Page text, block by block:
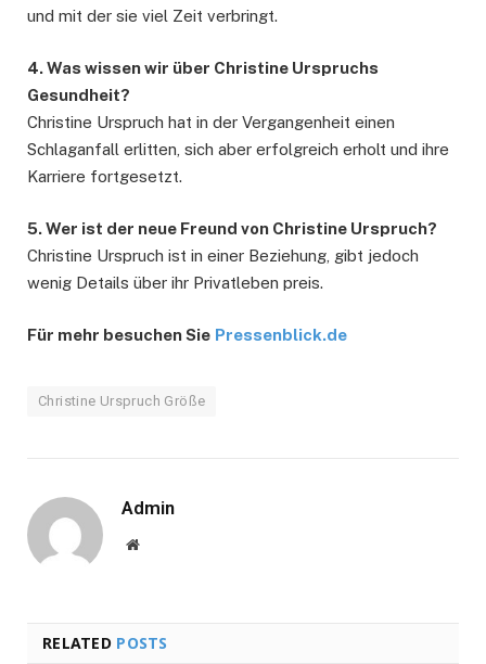
und mit der sie viel Zeit verbringt.
4. Was wissen wir über Christine Urspruchs
Gesundheit?
Christine Urspruch hat in der Vergangenheit einen
Schlaganfall erlitten, sich aber erfolgreich erholt und ihre
Karriere fortgesetzt.
5. Wer ist der neue Freund von Christine Urspruch?
Christine Urspruch ist in einer Beziehung, gibt jedoch
wenig Details über ihr Privatleben preis.
Für mehr besuchen Sie Pressenblick.de
Christine Urspruch Größe
Admin
Website
RELATED POSTS